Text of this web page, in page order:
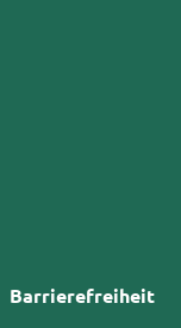
Barrierefreiheit